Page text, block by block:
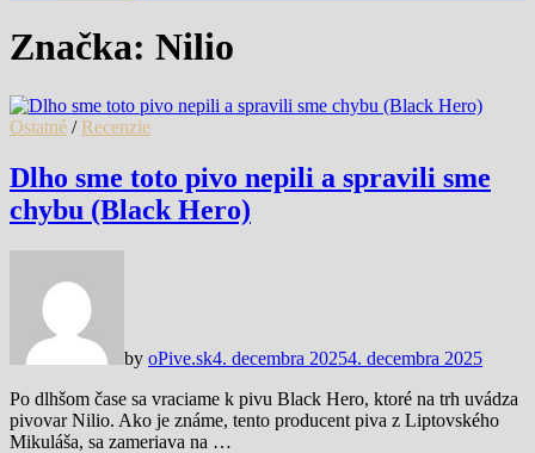
Značka: Nilio
Ostatné / Recenzie
Dlho sme toto pivo nepili a spravili sme
chybu (Black Hero)
by oPive.sk4. decembra 20254. decembra 2025
Po dlhšom čase sa vraciame k pivu Black Hero, ktoré na trh uvádza
pivovar Nilio. Ako je známe, tento producent piva z Liptovského
Mikuláša, sa zameriava na …